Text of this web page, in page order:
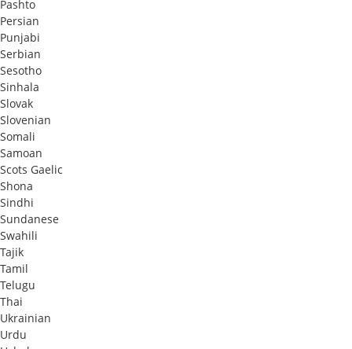
Pashto
Persian
Punjabi
Serbian
Sesotho
Sinhala
Slovak
Slovenian
Somali
Samoan
Scots Gaelic
Shona
Sindhi
Sundanese
Swahili
Tajik
Tamil
Telugu
Thai
Ukrainian
Urdu